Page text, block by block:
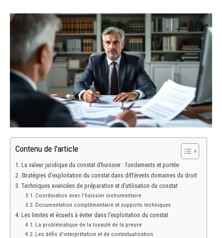
Contenu de l'article
La valeur juridique du constat d’huissier : fondements et portée
Stratégies d’exploitation du constat dans différents domaines du droit
Techniques avancées de préparation et d’utilisation du constat
Coordination avec l’huissier instrumentaire
Documentation complémentaire et supports techniques
Les limites et écueils à éviter dans l’exploitation du constat
La problématique de la loyauté de la preuve
Les défis d’interprétation et de contextualisation